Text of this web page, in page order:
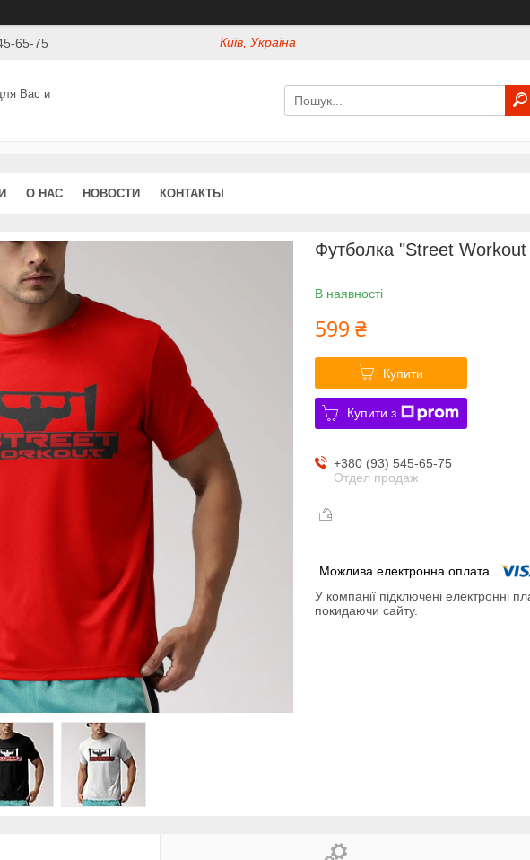
65-75 Київ, Україна
Вас и
О НАС НОВОСТИ КОНТАКТЫ
Футболка "Street Workout
В наявності
599 ₴
Купити
Купити з
+380 (93) 545-65-75
Отдел продаж
У компанії підключені електронні
покидаючи сайту.